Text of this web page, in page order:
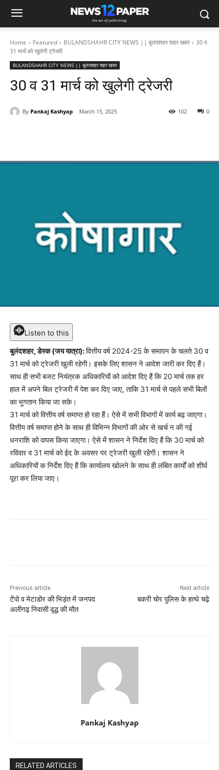
Home Featured BULANDSHAHR CITY NEWS || बुलंदशहर शहर खबर
30 व
31 मार्च को खुलेगी ट्रेजरी
BULANDSHAHR CITY NEWS || बुलंदशहर शहर खबर
30 व 31 मार्च को खुलेगी ट्रेजरी
By Pankaj Kashyap March 15, 2025 0
102
Listen to this
बुलंदशहर, डेस्क (जय यात्रा):वित्तीय वर्ष 2024-25 के समापन के चलते 30 व
31 मार्च को ट्रेजरी खुली रहेगी। इसके लिए शासन ने आदेश जारी कर दिए हैं।
साथ ही सभी बजट नियंत्रक अधिकारियों को आदेश दिए हैं कि 20 मार्च तक हर
हाल में अपने बिल ट्रेजरी में पेश कर दिए जाए, ताकि 31 मार्च से पहले सभी बिलों
का भुगतान किया जा सके।
31 मार्च को वित्तीय वर्ष समाप्त हो रहा हैं। ऐसे में सभी विभागों में कार्य बढ़ जाएगा।
वित्तीय वर्ष समाप्त होने के साथ ही विभिन्न विभागों की ओर से खर्च न की गई
धनराशि को वापस किया जाएगा। ऐसे में शासन ने निर्देश दिए हैं कि 30 मार्च को
रविवार व 31 मार्च को ईद के अवसर पर ट्रेजरी खुली रहेगी। शासन ने
अधिकारियों क निर्देश दिए हैं कि कार्यालय खोलने के साथ ही लंबित कार्यों को शीर्घ
पूरा कर लिया जाए।
Previous article
टेंपो व मेटाडोर की भिड़ंत में जनपद
अलीगढ़ निवासी वृद्ध की मौत
Next article
बकरी चोर पुलिस के हत्थे चढ़े
Pankaj Kashyap
RELATED ARTICLES